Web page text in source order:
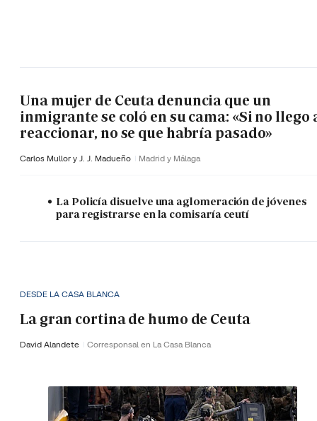
Una mujer de Ceuta denuncia que un
inmigrante se coló en su cama: «Si no llego
reaccionar, no se que habría pasado»
Carlos Mullor y J. J. Madueño Madrid y Málaga
La Policía disuelve una aglomeración de jóvenes
para registrarse en la comisaría ceutí
DESDE LA CASA BLANCA
La gran cortina de humo de Ceuta
David Alandete Corresponsal en La Casa Blanca